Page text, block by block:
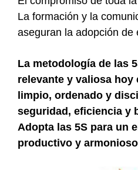
La formación y la
aseguran la adopción de
La metodología de las
relevante y valiosa hoy
limpio, ordenado y
seguridad, eficiencia y
Adopta las 5S para un
productivo y